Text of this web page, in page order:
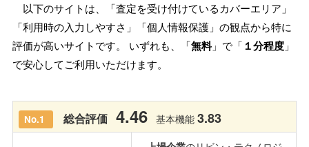
以下のサイトは、「査定を受け付けているカバーエリア」
「利用時の入力しやすさ」「個人情報保護」の観点から特に
評価が高いサイトです。 いずれも、「無料」で「 １分程度 」
で安心してご利用いただけます。